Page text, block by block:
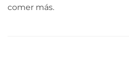
comer más.